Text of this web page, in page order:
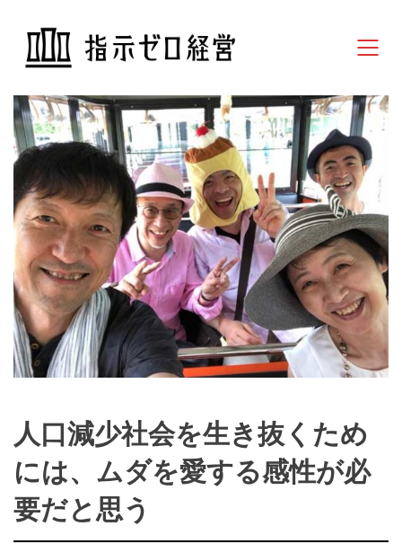
人口減少社会を生き抜くため
には、ムダを愛する感性が必
要だと思う